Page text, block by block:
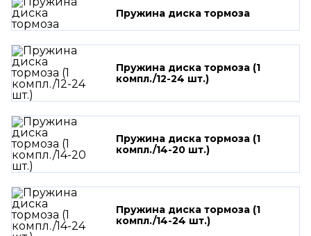
Пружина диска тормоза
Пружина диска тормоза (1
компл./12-24 шт.)
Пружина диска тормоза (1
компл./14-20 шт.)
Пружина диска тормоза (1
компл./14-24 шт.)